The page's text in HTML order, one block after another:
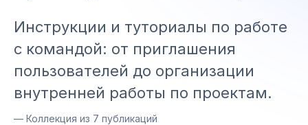
Инструкции и туториалы по работе
с командой: от приглашения
пользователей до организации
внутренней работы по проектам.
— Коллекция из 7 публикаций